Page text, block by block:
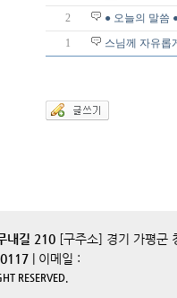
2
● 오늘의 말씀
1
스님께 자유롭
내길 210 [구주소] 경기 가평군
| 이메일 :
RESERVED.